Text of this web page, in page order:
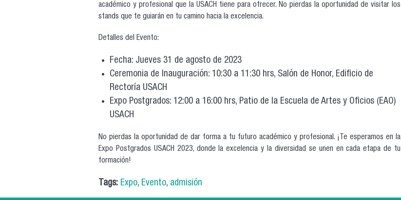
académico y profesional que la USACH tiene para ofrecer. No pierdas la oportunidad de visitar los
stands que te guiarán en tu camino hacia la excelencia.
Detalles del Evento:
Fecha: Jueves 31 de agosto de 2023
Ceremonia de Inauguración: 10:30 a 11:30 hrs, Salón de Honor, Edificio de
Rectoría USACH
Expo Postgrados: 12:00 a 16:00 hrs, Patio de la Escuela de Artes y Oficios (EAO)
USACH
No pierdas la oportunidad de dar forma a tu futuro académico y profesional. ¡Te esperamos en la
Expo Postgrados USACH 2023, donde la excelencia y la diversidad se unen en cada etapa de tu
formación!
Tags: Expo, Evento, admisión